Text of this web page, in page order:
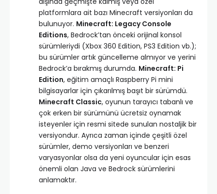
platformlara ait bazı Minecraft versiyonları da
bulunuyor. Minecraft: Legacy Console
Editions, Bedrock’tan önceki orijinal konsol
sürümleriydi (Xbox 360 Edition, PS3 Edition vb.);
bu sürümler artık güncelleme almıyor ve yerini
Bedrock’a bırakmış durumda. Minecraft: Pi
Edition, eğitim amaçlı Raspberry Pi mini
bilgisayarlar için çıkarılmış başıt bir sürümdü.
Minecraft Classic, oyunun tarayıcı tabanlı ve
çok erken bir sürümünü ücretsiz oynamak
isteyenler için resmi sitede sunulan nostaljik bir
versiyondur. Ayrıca zaman içinde çeşitli özel
sürümler, demo versiyonları ve benzeri
varyasyonlar olsa da yeni oyuncular için esas
önemli olan Java ve Bedrock sürümlerini
anlamaktır.